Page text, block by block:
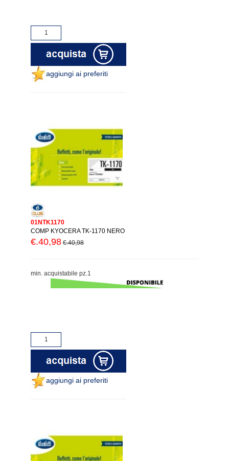
aggiungi ai preferiti
01NTK1170
COMP KYOCERA TK-1170 NERO
€.40,98 €.40,98
min. acquistabile pz.1
aggiungi ai preferiti